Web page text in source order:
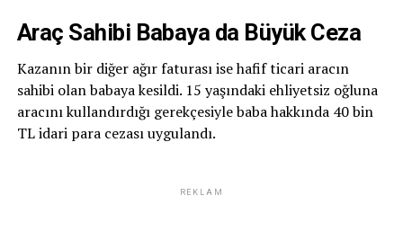
Araç Sahibi Babaya da Büyük Ceza
Kazanın bir diğer ağır faturası ise hafif ticari aracın
sahibi olan babaya kesildi. 15 yaşındaki ehliyetsiz oğluna
aracını kullandırdığı gerekçesiyle baba hakkında 40 bin
TL idari para cezası uygulandı.
REKLAM